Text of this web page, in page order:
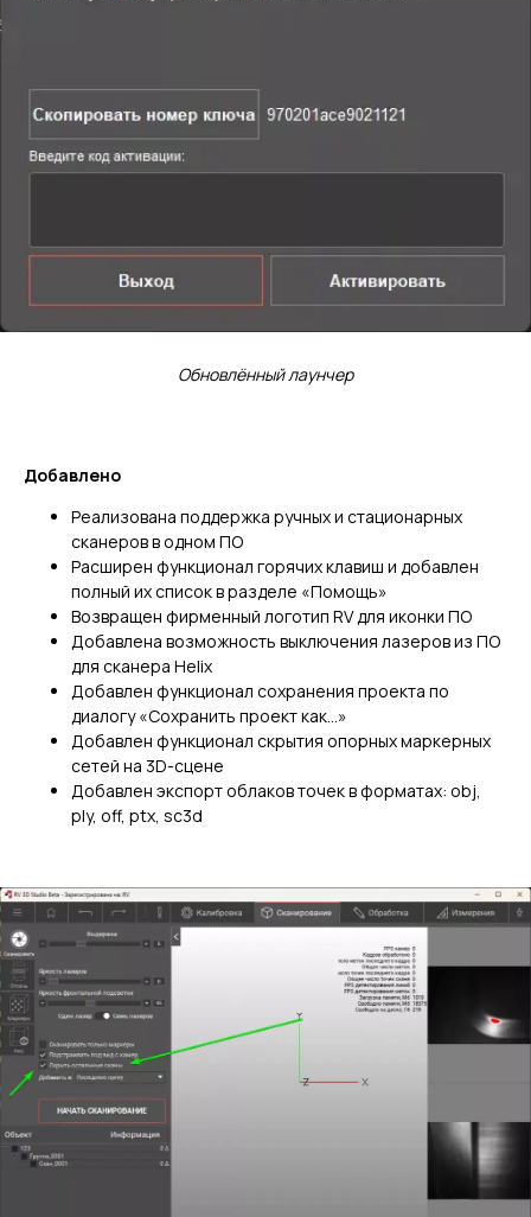
Обновлённый лаунчер
Добавлено
Реализована поддержка ручных и стационарных
сканеров в одном ПО
Расширен функционал горячих клавиш и добавлен
полный их список в разделе «Помощь»
Возвращен фирменный логотип RV для иконки ПО
Добавлена возможность выключения лазеров из ПО
для сканера Helix
Добавлен функционал сохранения проекта по
диалогу «Сохранить проект как…»
Добавлен функционал скрытия опорных маркерных
сетей на 3D-сцене
Добавлен экспорт облаков точек в форматах: obj,
ply, off, ptx, sc3d